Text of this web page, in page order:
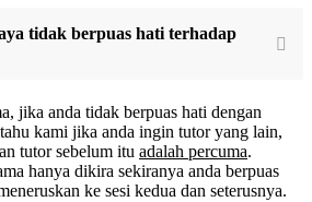
tidak berpuas hati terhadap
jika anda tidak berpuas hati dengan
kami jika anda ingin tutor yang lain,
tutor sebelum itu adalah percuma.
hanya dikira sekiranya anda berpuas
ke sesi kedua dan seterusnya.